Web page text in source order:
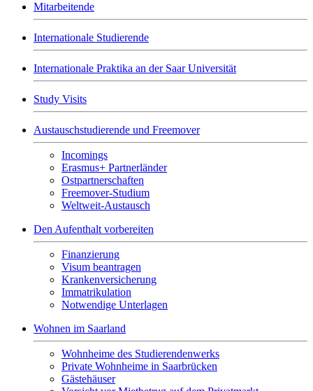
Mitarbeitende
Internationale Studierende
Internationale Praktika an der Saar Universität
Study Visits
Austauschstudierende und Freemover
Incomings
Erasmus+ Partnerländer
Ostpartnerschaften
Freemover-Studium
Weltweit-Austausch
Den Aufenthalt vorbereiten
Finanzierung
Visum beantragen
Krankenversicherung
Immatrikulation
Notwendige Unterlagen
Wohnen im Saarland
Wohnheime des Studierendenwerks
Private Wohnheime in Saarbrücken
Gästehäuser